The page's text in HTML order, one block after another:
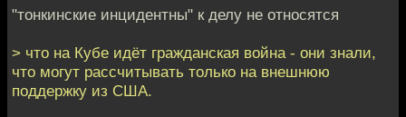
"тонкинские инцидентны" к делу не относятся
> что на Кубе идёт гражданская война - они знали,
что могут рассчитывать только на внешнюю
поддержку из США.